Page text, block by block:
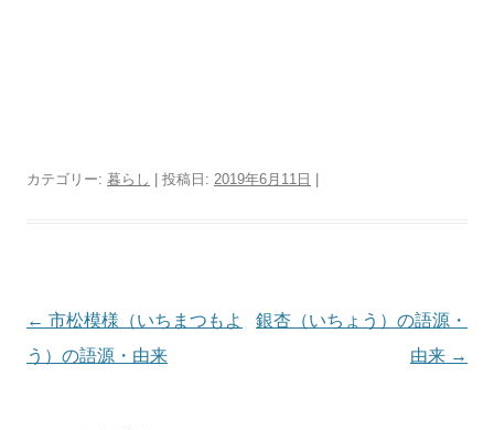
カテゴリー: 暮らし | 投稿日: 2019年6月11日
投
稿
← 市松模様（いちまつもよ
う）の語源・由来
銀杏（いちょう）の語源・
由来 →